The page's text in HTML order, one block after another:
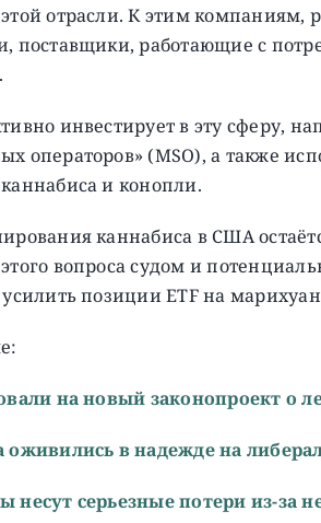
отрасли. К этим компаниям,
поставщики, работающие с
инвестирует в эту сферу,
операторов» (MSO), а также
и конопли.
каннабиса в США
вопроса судом и
позиции ETF на
на новый законопроект о
оживились в надежде на
несут серьезные потери из-за